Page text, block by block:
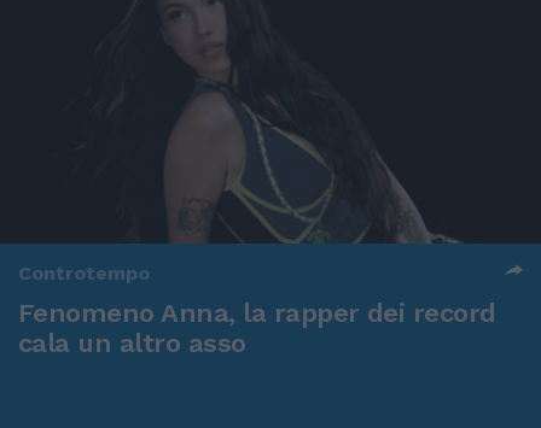
Controtempo
Fenomeno Anna, la rapper dei record
cala un altro asso